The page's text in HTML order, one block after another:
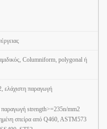
Columniform, polygonal ή
παραγωγή
strength>=235n/mm2
σπείρα από Q460, ASTM573